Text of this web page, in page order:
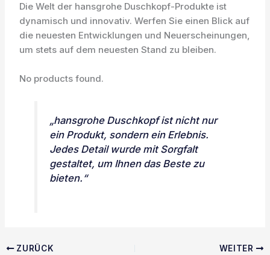
Die Welt der hansgrohe Duschkopf-Produkte ist
dynamisch und innovativ. Werfen Sie einen Blick auf
die neuesten Entwicklungen und Neuerscheinungen,
um stets auf dem neuesten Stand zu bleiben.
No products found.
„hansgrohe Duschkopf ist nicht nur
ein Produkt, sondern ein Erlebnis.
Jedes Detail wurde mit Sorgfalt
gestaltet, um Ihnen das Beste zu
bieten.“
ZURÜCK WEITER